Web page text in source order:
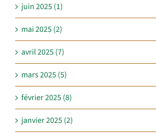
juin 2025 (1)
mai 2025 (2)
avril 2025 (7)
mars 2025 (5)
février 2025 (8)
janvier 2025 (2)